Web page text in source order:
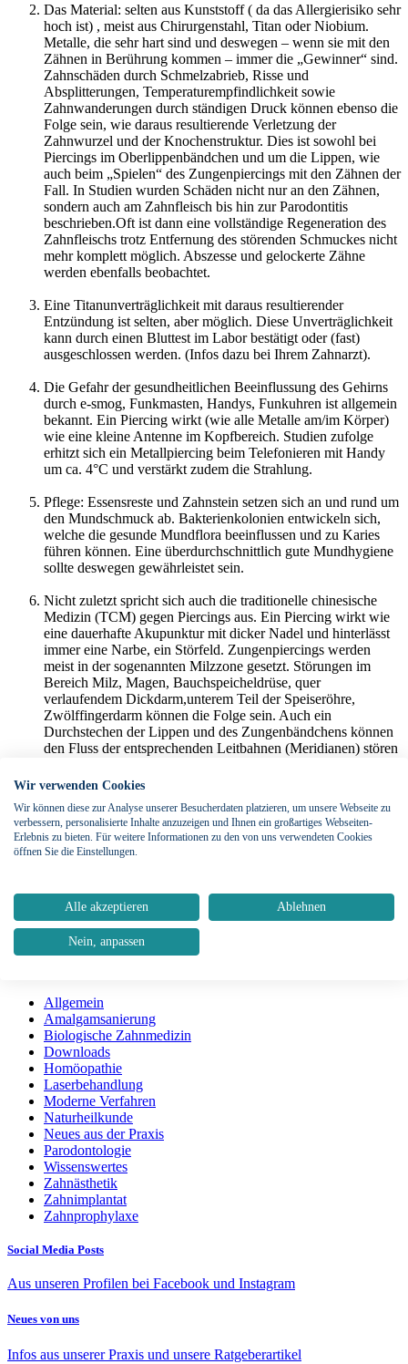
Das Material: selten aus Kunststoff ( da das Allergierisiko sehr
hoch ist) , meist aus Chirurgenstahl, Titan oder Niobium.
Metalle, die sehr hart sind und deswegen – wenn sie mit den
Zähnen in Berührung kommen – immer die „Gewinner“ sind.
Zahnschäden durch Schmelzabrieb, Risse und
Absplitterungen, Temperaturempfindlichkeit sowie
Zahnwanderungen durch ständigen Druck können ebenso die
Folge sein, wie daraus resultierende Verletzung der
Zahnwurzel und der Knochenstruktur. Dies ist sowohl bei
Piercings im Oberlippenbändchen und um die Lippen, wie
auch beim „Spielen“ des Zungenpiercings mit den Zähnen der
Fall. In Studien wurden Schäden nicht nur an den Zähnen,
sondern auch am Zahnfleisch bis hin zur Parodontitis
beschrieben.Oft ist dann eine vollständige Regeneration des
Zahnfleischs trotz Entfernung des störenden Schmuckes nicht
mehr komplett möglich. Abszesse und gelockerte Zähne
werden ebenfalls beobachtet.
Eine Titanunverträglichkeit mit daraus resultierender
Entzündung ist selten, aber möglich. Diese Unverträglichkeit
kann durch einen Bluttest im Labor bestätigt oder (fast)
ausgeschlossen werden. (Infos dazu bei Ihrem Zahnarzt).
Die Gefahr der gesundheitlichen Beeinflussung des Gehirns
durch e-smog, Funkmasten, Handys, Funkuhren ist allgemein
bekannt. Ein Piercing wirkt (wie alle Metalle am/im Körper)
wie eine kleine Antenne im Kopfbereich. Studien zufolge
erhitzt sich ein Metallpiercing beim Telefonieren mit Handy
um ca. 4°C und verstärkt zudem die Strahlung.
Pflege: Essensreste und Zahnstein setzen sich an und rund um
den Mundschmuck ab. Bakterienkolonien entwickeln sich,
welche die gesunde Mundflora beeinflussen und zu Karies
führen können. Eine überdurchschnittlich gute Mundhygiene
sollte deswegen gewährleistet sein.
Nicht zuletzt spricht sich auch die traditionelle chinesische
Medizin (TCM) gegen Piercings aus. Ein Piercing wirkt wie
eine dauerhafte Akupunktur mit dicker Nadel und hinterlässt
immer eine Narbe, ein Störfeld. Zungenpiercings werden
meist in der sogenannten Milzzone gesetzt. Störungen im
Bereich Milz, Magen, Bauchspeicheldrüse, quer
verlaufendem Dickdarm,unterem Teil der Speiseröhre,
Zwölffingerdarm können die Folge sein. Auch ein
Durchstechen der Lippen und des Zungenbändchens können
den Fluss der entsprechenden Leitbahnen (Meridianen) stören
führen.
Diese Punkte sollte man sich vor dem Setzen des Mundschmuckes
genau überlegen. Nach einer Entfernung sollten die entstandenen
Narben entstört werden, um weitere gesundheitliche Beinflussungen
weitestgehend zu vermeiden.
Weitere Artikel ansehen
Vorheriger BeitragDie Hausapotheke bei Zahnbeschwerden
Nächster BeitragGesunde Kinderzähne
Allgemein
Amalgamsanierung
Biologische Zahnmedizin
Downloads
Homöopathie
Laserbehandlung
Moderne Verfahren
Naturheilkunde
Neues aus der Praxis
Parodontologie
Wissenswertes
Zahnästhetik
Zahnimplantat
Zahnprophylaxe
Social Media Posts
Aus unseren Profilen bei Facebook und Instagram
Neues von uns
Infos aus unserer Praxis und unsere Ratgeberartikel
Wir verwenden Cookies
Wir können diese zur Analyse unserer Besucherdaten platzieren, um unsere Webseite zu
verbessern, personalisierte Inhalte anzuzeigen und Ihnen ein großartiges Webseiten-
Erlebnis zu bieten. Für weitere Informationen zu den von uns verwendeten Cookies
öffnen Sie die Einstellungen.
Alle akzeptieren Ablehnen
Nein, anpassen